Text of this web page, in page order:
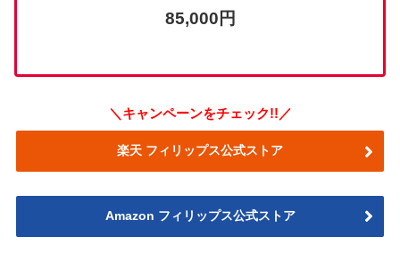
85,000円
＼キャンペーンをチェック!!／
楽天 フィリップス公式ストア
Amazon フィリップス公式ストア